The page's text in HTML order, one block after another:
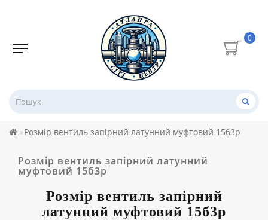
0
Розмір вентиль запірний латунний муфтовий 15б3р
Розмір вентиль запірний латунний
муфтовий 15б3р
Розмір вентиль запірний
латунний муфтовий 15б3р